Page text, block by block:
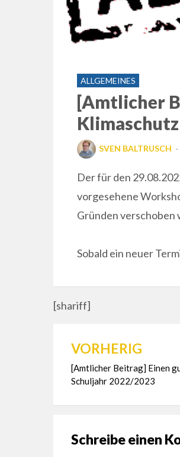
ALLGEMEINES
[Amtlicher
SVEN BALTRUSCH
Der für den
vorgesehene
Gründen verschoben
Sobald ein neuer
[shariff]
VORHERIG
[Amtlicher Beitrag] Einen
Schuljahr 2022/2023
Schreibe einen